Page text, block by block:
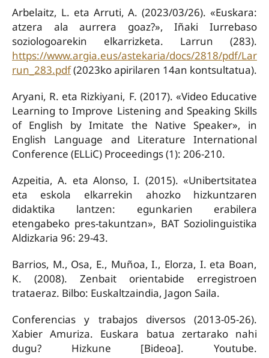
Arbelaitz, L. eta Arruti, A. (2023/03/26). «Euskara:
atzera ala aurrera goaz?», Iñaki Iurrebaso
soziologoarekin elkarrizketa. Larrun (283).
https://www.argia.eus/astekaria/docs/2818/pdf/Lar
run_283.pdf(2023ko apirilaren 14an kontsultatua).
Aryani, R. eta Rizkiyani, F. (2017). «Video Educative
Learning to Improve Listening and Speaking Skills
of English by Imitate the Native Speaker», in
English Language and Literature International
Conference (ELLiC) Proceedings (1): 206-210.
Azpeitia, A. eta Alonso, I. (2015). «Unibertsitatea
eta eskola elkarrekin ahozko hizkuntzaren
didaktika lantzen: egunkarien erabilera
etengabeko pres-takuntzan», BAT Soziolinguistika
Aldizkaria 96: 29-43.
Barrios, M., Osa, E., Muñoa, I., Elorza, I. eta Boan,
K. (2008). Zenbait orientabide erregistroen
trataeraz. Bilbo: Euskaltzaindia, Jagon Saila.
Conferencias y trabajos diversos (2013-05-26).
Xabier Amuriza. Euskara batua zertarako nahi
dugu? Hizkune [Bideoa]. Youtube.